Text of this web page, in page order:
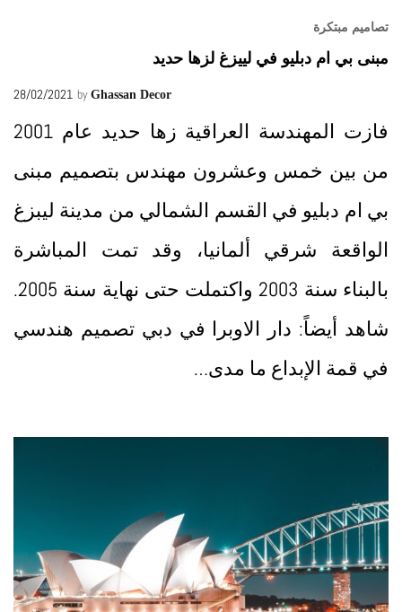
تصاميم مبتكرة
مبنى بي ام دبليو في لييزغ لزها حديد
28/02/2021 by Ghassan Decor
فازت المهندسة العراقية زها حديد عام 2001
من بين خمس وعشرون مهندس بتصميم مبنى
بي ام دبليو في القسم الشمالي من مدينة ليبزغ
الواقعة شرقي ألمانيا، وقد تمت المباشرة
بالبناء سنة 2003 واكتملت حتى نهاية سنة 2005.
شاهد أيضاً: دار الاوبرا في دبي تصميم هندسي
في قمة الإبداع ما مدى…